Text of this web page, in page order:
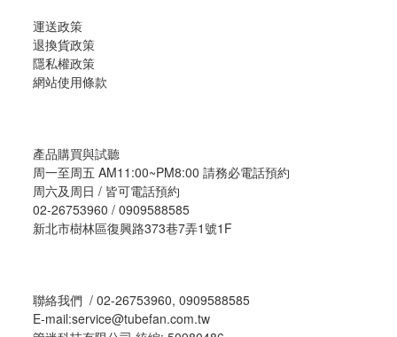
運送政策
退換貨政策
隱私權政策
網站使用條款
產品購買與試聽
周一至周五 AM11:00~PM8:00 請務必電話預約
周六及周日 / 皆可電話預約
02-26753960 / 0909588585
新北市樹林區復興路373巷7弄1號1F
聯絡我們 / 02-26753960, 0909588585
E-mail:service@tubefan.com.tw